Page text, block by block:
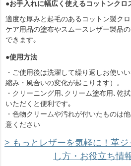
●お手入れに幅広く使えるコットンクロ
適度な厚みと起毛のあるコットン製ク
ケア用品の塗布やスムースレザー製品
できます｡
●使用方法
・ご使用後は洗濯して繰り返しお使い
縮み・風合いの変化が起こります）。
・クリーニング用､クリーム塗布用､乾
いただくと便利です｡
・色物クリームや汚れが付いたものは
意ください
> もっとレザーを気軽に！革
し方・お役立ち情